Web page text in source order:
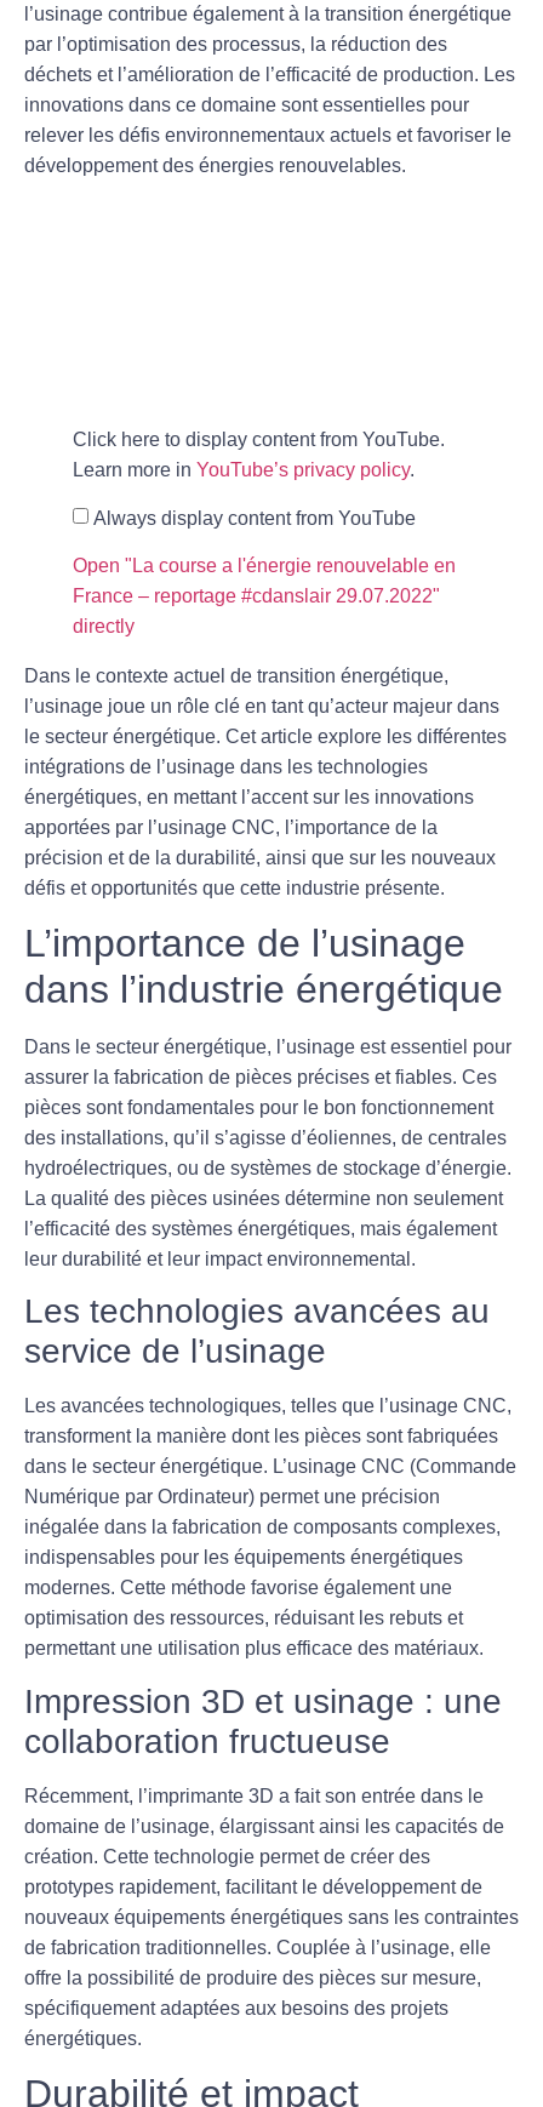
l’usinage contribue également à la transition énergétique
par l’optimisation des processus, la réduction des
déchets et l’amélioration de l’efficacité de production. Les
innovations dans ce domaine sont essentielles pour
relever les défis environnementaux actuels et favoriser le
développement des énergies renouvelables.
Click here to display content from YouTube.
Learn more in YouTube’s privacy policy.
Always display content from YouTube
Open "La course a l'énergie renouvelable en
France – reportage #cdanslair 29.07.2022"
directly
Dans le contexte actuel de transition énergétique,
l’usinage joue un rôle clé en tant qu’acteur majeur dans
le secteur énergétique. Cet article explore les différentes
intégrations de l’usinage dans les technologies
énergétiques, en mettant l’accent sur les innovations
apportées par l’usinage CNC, l’importance de la
précision et de la durabilité, ainsi que sur les nouveaux
défis et opportunités que cette industrie présente.
L’importance de l’usinage
dans l’industrie énergétique
Dans le secteur énergétique, l’usinage est essentiel pour
assurer la fabrication de pièces précises et fiables. Ces
pièces sont fondamentales pour le bon fonctionnement
des installations, qu’il s’agisse d’éoliennes, de centrales
hydroélectriques, ou de systèmes de stockage d’énergie.
La qualité des pièces usinées détermine non seulement
l’efficacité des systèmes énergétiques, mais également
leur durabilité et leur impact environnemental.
Les technologies avancées au
service de l’usinage
Les avancées technologiques, telles que l’usinage CNC,
transforment la manière dont les pièces sont fabriquées
dans le secteur énergétique. L’usinage CNC (Commande
Numérique par Ordinateur) permet une précision
inégalée dans la fabrication de composants complexes,
indispensables pour les équipements énergétiques
modernes. Cette méthode favorise également une
optimisation des ressources, réduisant les rebuts et
permettant une utilisation plus efficace des matériaux.
Impression 3D et usinage : une
collaboration fructueuse
Récemment, l’imprimante 3D a fait son entrée dans le
domaine de l’usinage, élargissant ainsi les capacités de
création. Cette technologie permet de créer des
prototypes rapidement, facilitant le développement de
nouveaux équipements énergétiques sans les contraintes
de fabrication traditionnelles. Couplée à l’usinage, elle
offre la possibilité de produire des pièces sur mesure,
spécifiquement adaptées aux besoins des projets
énergétiques.
Durabilité et impact